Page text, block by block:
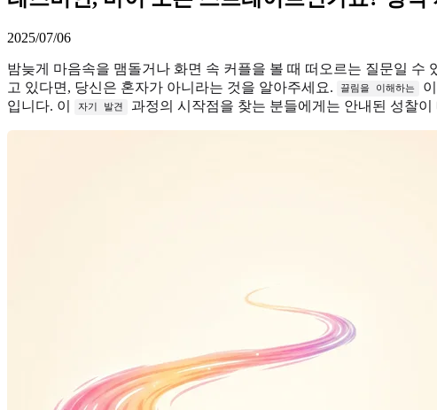
2025/07/06
밤늦게 마음속을 맴돌거나 화면 속 커플을 볼 때 떠오르는 질문일 수
고 있다면, 당신은 혼자가 아니라는 것을 알아주세요.
끌림을 이해하는
입니다. 이
자기 발견 과정의 시작점을 찾는 분들에게는 안내된 성찰